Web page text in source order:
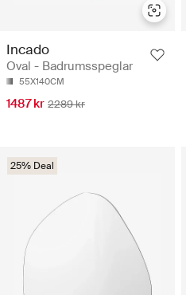
Incado
Oval - Badrumsspeglar
55X140CM
1487 kr 2289 kr
25% Deal